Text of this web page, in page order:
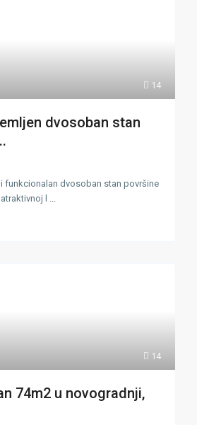
14
dvosoban stan
funkcionalan dvosoban stan površine
l ...
14
74m2 u novogradnji,